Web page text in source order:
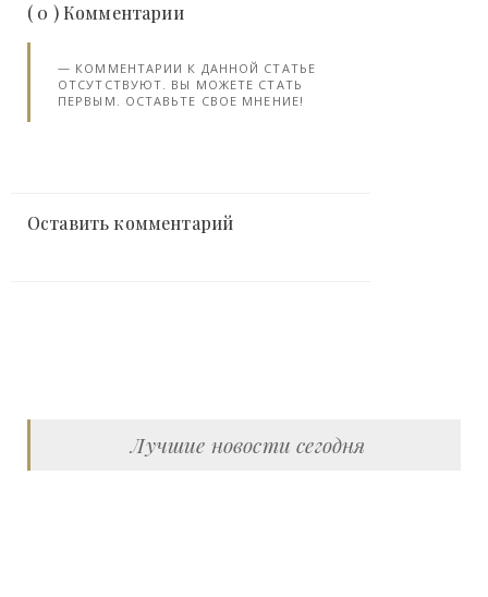
( 0 ) Комментарии
КОММЕНТАРИИ К ДАННОЙ СТАТЬЕ
ОТСУТСТВУЮТ. ВЫ МОЖЕТЕ СТАТЬ
ПЕРВЫМ. ОСТАВЬТЕ СВОЕ МНЕНИЕ!
Оставить комментарий
Лучшие новости сегодня